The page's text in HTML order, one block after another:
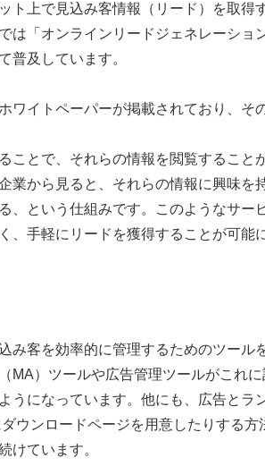
ト上で見込み客情報（リード）を取得
は「オンラインリードジェネレーショ
普及しています。
ワイトペーパーが掲載されており、そ
ことで、それらの情報を閲覧すること
業から見ると、それらの情報に興味を
、という仕組みです。このようなサー
、手軽にリードを獲得することが可能
み客を効率的に管理するためのツール
MA）ツールや広告管理ツールがこれに
うになっています。他にも、広告とラ
ウンロードページを用意したりする方
けています。